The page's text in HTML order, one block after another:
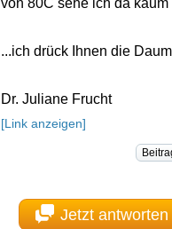
von 80C sehe ich da kaum
...ich drück Ihnen die
Dr. Juliane Frucht
[Link anzeigen]
Jetzt antworten